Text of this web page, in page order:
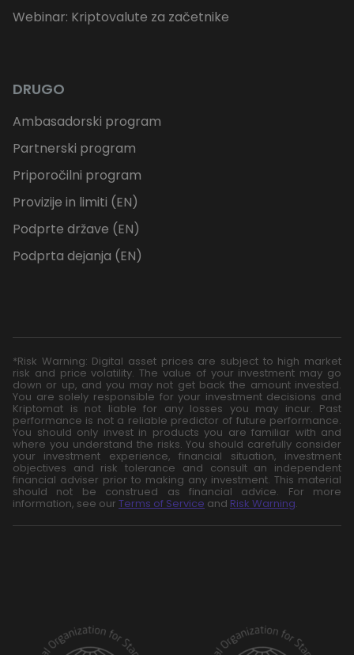
Webinar: Kriptovalute za začetnike
DRUGO
Ambasadorski program
Partnerski program
Priporočilni program
Provizije in limiti (EN)
Podprte države (EN)
Podprta dejanja (EN)
*Risk Warning: Digital asset prices are subject to high market
risk and price volatility. The value of your investment may go
down or up, and you may not get back the amount invested.
You are solely responsible for your investment decisions and
Kriptomat is not liable for any losses you may incur. Past
performance is not a reliable predictor of future performance.
You should only invest in products you are familiar with and
where you understand the risks. You should carefully consider
your investment experience, financial situation, investment
objectives and risk tolerance and consult an independent
financial adviser prior to making any investment. This material
should not be construed as financial advice. For more
information, see our Terms of Service and Risk Warning.